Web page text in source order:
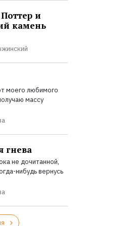
и
камень
моего любимого
массу
гнева
не дочитанной,
нибудь вернусь